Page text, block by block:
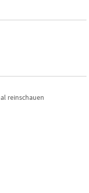
reinschauen